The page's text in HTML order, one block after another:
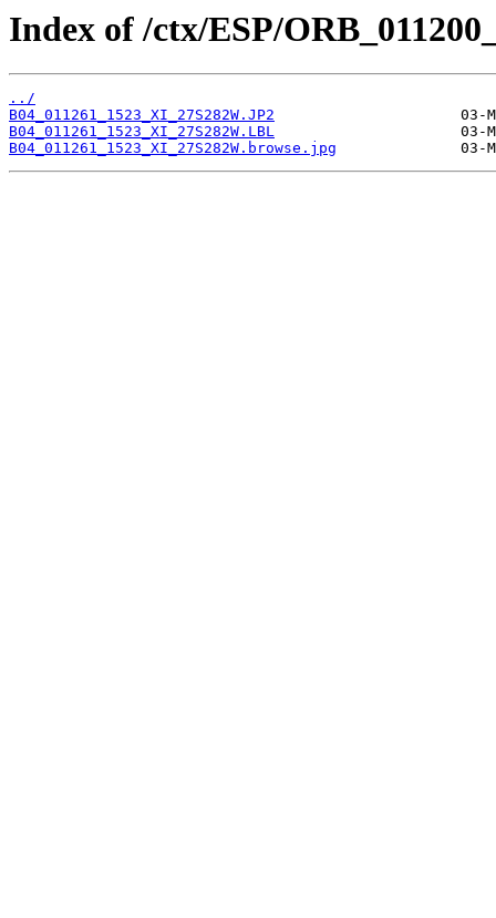
Index of /ctx/ESP/
../
B04_011261_1523_XI_27S282W.JP2
B04_011261_1523_XI_27S282W.LBL
B04_011261_1523_XI_27S282W.browse.jpg